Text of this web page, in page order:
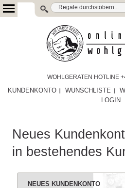
WOHLGERATEN HOTLINE
KUNDENKONTO WUNSCHLISTE
LOGIN
Neues
in bestehendes
NEUES KUNDENKONTO